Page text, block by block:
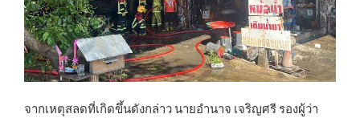
จากเหตุสลดที่เกิดขึ้นดังกล่าว นายอำนาจ เจริญศรี รองผู้ว่า